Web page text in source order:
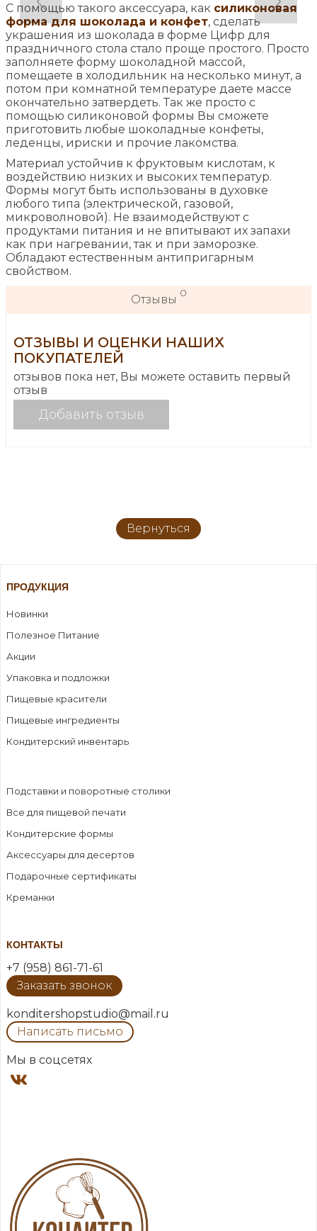
С помощью такого аксессуара, как силиконовая
форма для шоколада и конфет, сделать
украшения из шоколада в форме Цифр для
праздничного стола стало проще простого. Просто
заполняете форму шоколадной массой,
помещаете в холодильник на несколько минут, а
потом при комнатной температуре даете массе
окончательно затвердеть. Так же просто с
помощью силиконовой формы Вы сможете
приготовить любые шоколадные конфеты,
леденцы, ириски и прочие лакомства.
Материал устойчив к фруктовым кислотам, к
воздействию низких и высоких температур.
Формы могут быть использованы в духовке
любого типа (электрической, газовой,
микроволновой). Не взаимодействуют с
продуктами питания и не впитывают их запахи
как при нагревании, так и при заморозке.
Обладают естественным антипригарным
свойством.
Отзывы 0
ОТЗЫВЫ И ОЦЕНКИ НАШИХ
ПОКУПАТЕЛЕЙ
отзывов пока нет, Вы можете оставить первый
отзыв
Добавить отзыв
Вернуться
ПРОДУКЦИЯ
Новинки
Полезное Питание
Акции
Упаковка и подложки
Пищевые красители
Пищевые ингредиенты
Кондитерский инвентарь
Подставки и поворотные столики
Все для пищевой печати
Кондитерские формы
Аксессуары для десертов
Подарочные сертификаты
Креманки
КОНТАКТЫ
+7 (958) 861-71-61
Заказать звонок
konditershopstudio@mail.ru
Написать письмо
Мы в соцсетях